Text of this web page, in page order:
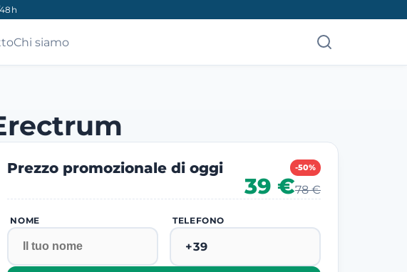
Chi siamo
Prezzo promozionale di oggi -50%
39 €78 €
NOME TELEFONO